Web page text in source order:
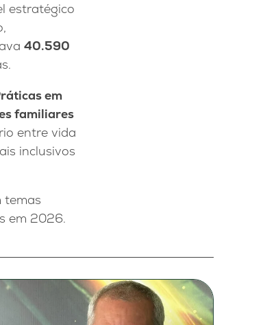
estratégico
40.590
em
familiares
entre vida
inclusivos
temas
em 2026.